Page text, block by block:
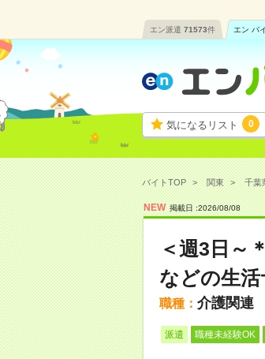
エン派遣 71573件 エン バ
気になるリスト 0
バイトTOP 関東 千葉
NEW 掲載日 :2026/08/08
＜週3日～
などの生活
職種： 介護関連
派遣 職種未経験OK